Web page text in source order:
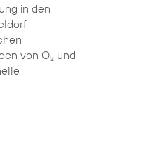
in den
von O2 und